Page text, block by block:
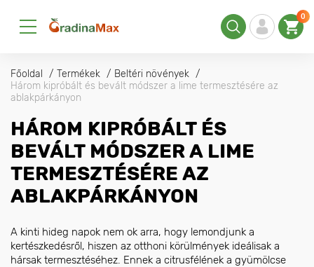
0
Főoldal Termékek
Beltéri növények
Három kipróbált és bevált módszer a lime termesztésére az
ablakpárkányon
HÁROM KIPRÓBÁLT ÉS
BEVÁLT MÓDSZER A LIME
TERMESZTÉSÉRE AZ
ABLAKPÁRKÁNYON
A kinti hideg napok nem ok arra, hogy lemondjunk a
kertészkedésről, hiszen az otthoni körülmények ideálisak a
hársak termesztéséhez. Ennek a citrusfélének a gyümölcse